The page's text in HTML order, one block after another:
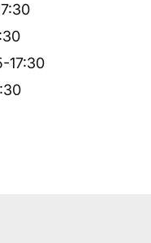
-17:30